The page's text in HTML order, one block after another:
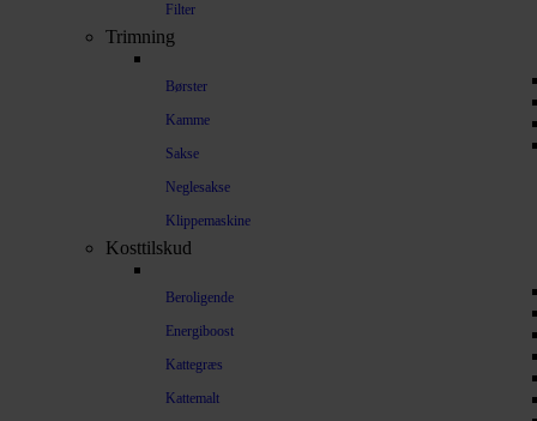
Filter
Trimning
Børster
Kamme
Sakse
Neglesakse
Klippemaskine
Kosttilskud
Beroligende
Energiboost
Kattegræs
Kattemalt